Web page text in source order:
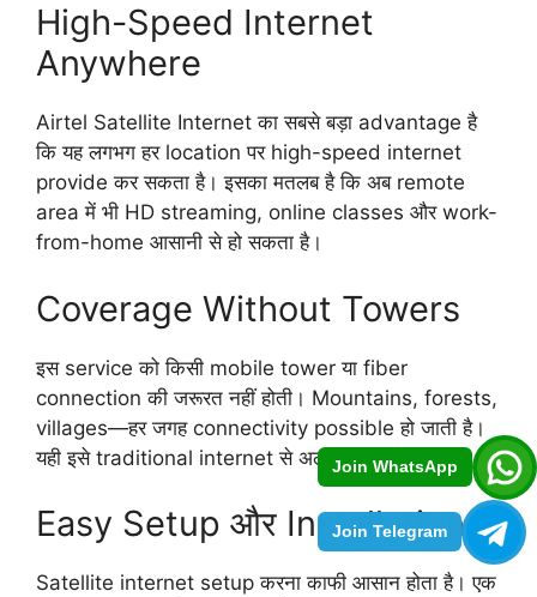
Join WhatsApp
Join Telegram
High-Speed Internet
Anywhere
Airtel Satellite Internet का सबसे बड़ा advantage है
कि यह लगभग हर location पर high-speed internet
provide कर सकता है। इसका मतलब है कि अब remote
area में भी HD streaming, online classes और work-
from-home आसानी से हो सकता है।
Coverage Without Towers
इस service को किसी mobile tower या fiber
connection की जरूरत नहीं होती। Mountains, forests,
villages—हर जगह connectivity possible हो जाती है।
यही इसे traditional internet से अलग बनाता है।
Easy Setup और Installation
Satellite internet setup करना काफी आसान होता है। एक